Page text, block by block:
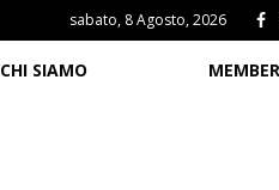
sabato, 8 Agosto, 2026
CHI SIAMO